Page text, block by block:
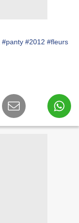
#panty #2012 #fleurs